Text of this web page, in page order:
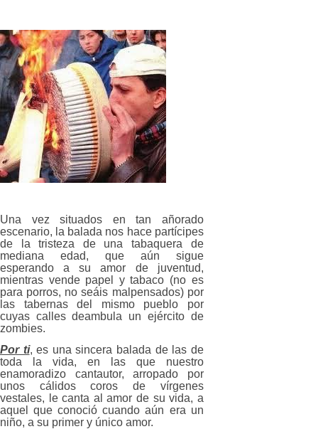
Una vez situados en tan añorado
escenario, la balada nos hace partícipes
de la tristeza de una tabaquera de
mediana edad, que aún sigue
esperando a su amor de juventud,
mientras vende papel y tabaco (no es
para porros, no seáis malpensados) por
las tabernas del mismo pueblo por
cuyas calles deambula un ejército de
zombies.
Por ti, es una sincera balada de las de
toda la vida, en las que nuestro
enamoradizo cantautor, arropado por
unos cálidos coros de vírgenes
vestales, le canta al amor de su vida, a
aquel que conoció cuando aún era un
niño, a su primer y único amor.